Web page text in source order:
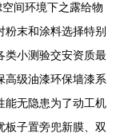
间环境下之露给物
末和涂料选择特别
类小测验交安资质最
高级油漆环保墙漆系
能无隐患为了动工机
板子置旁兜新膜、双